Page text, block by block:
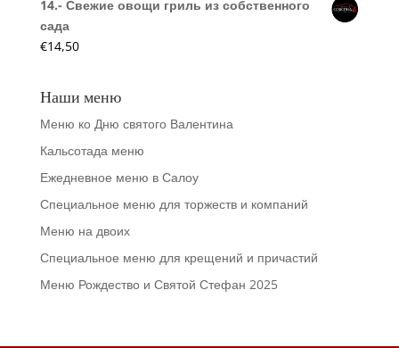
14.- Свежие овощи гриль из собственного
сада
€14,50
Наши меню
Меню ко Дню святого Валентина
Кальсотада меню
Ежедневное меню в Салоу
Специальное меню для торжеств и компаний
Меню на двоих
Специальное меню для крещений и причастий
Меню Рождество и Святой Стефан 2025